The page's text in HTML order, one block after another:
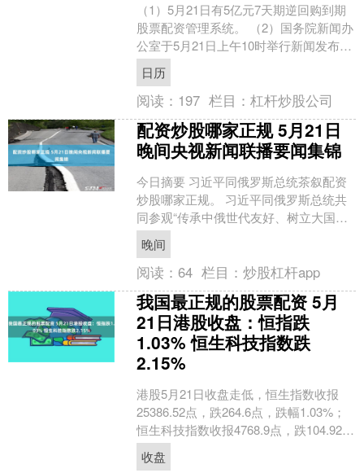
（1）5月21日有5亿元7天期逆回购到期
股票配资管理系统。 （2）国务院新闻办
公室于5月21日上午10时举行新闻发布
会，介绍规范涉企行政执法专项行动有
关情况，并....
日历
阅读： 197 栏目：杠杆炒股公司
配资炒股哪家正规 5月21日
晚间央视新闻联播要闻集锦
今日摘要 习近平同俄罗斯总统茶叙配资
炒股哪家正规。 习近平同俄罗斯总统共
同参观“传承中俄世代友好、树立大国关
系典范”图片展。 习近平同巴基斯坦总统
就中巴建交75....
晚间
阅读：64 栏目：炒股杠杆app
我国最正规的股票配资 5月
21日港股收盘：恒指跌
1.03% 恒生科技指数跌
2.15%
港股5月21日收盘走低，恒生指数收报
25386.52点，跌264.6点，跌幅1.03%；
恒生科技指数收报4768.9点，跌104.92
点，跌幅2.15%。恒生指....
收盘